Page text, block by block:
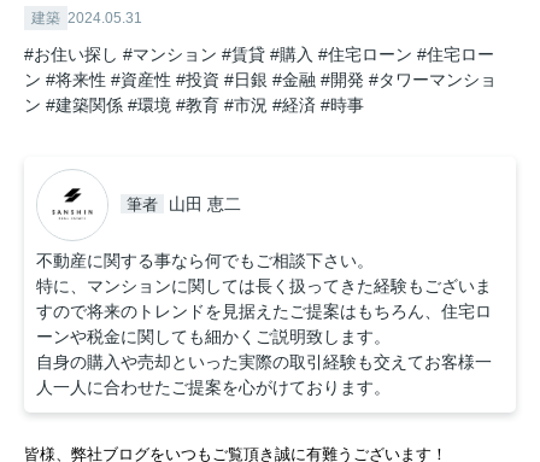
建築 2024.05.31
#お住い探し #マンション #賃貸 #購入 #住宅ローン #住宅ロー
ン #将来性 #資産性 #投資 #日銀 #金融 #開発 #タワーマンショ
ン #建築関係 #環境 #教育 #市況 #経済 #時事
筆者 山田 恵二
不動産に関する事なら何でもご相談下さい。
特に、マンションに関しては長く扱ってきた経験もございま
すので将来のトレンドを見据えたご提案はもちろん、住宅ロ
ーンや税金に関しても細かくご説明致します。
自身の購入や売却といった実際の取引経験も交えてお客様一
人一人に合わせたご提案を心がけております。
皆様、弊社ブログをいつもご覧頂き誠に有難うございます！